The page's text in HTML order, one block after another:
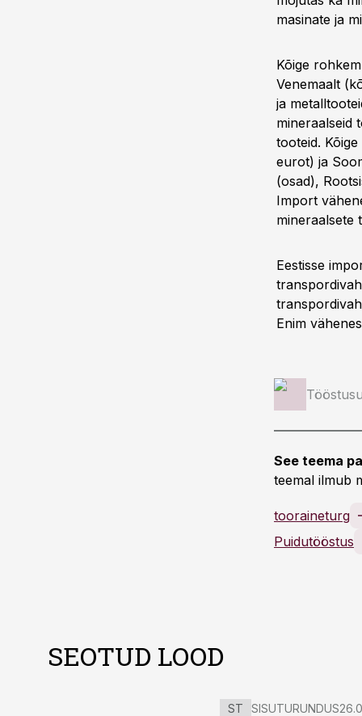
masinate ja
Kõige
Venemaalt
ja
mineraalseid
tooteid.
eurot) ja
(osad),
Import
mineraalsete
Eestisse
Enim
See teema
teemal ilmub
tooraineturg
Puidutööstus
SEOTUD LOOD
ST SISUTURUNDUS